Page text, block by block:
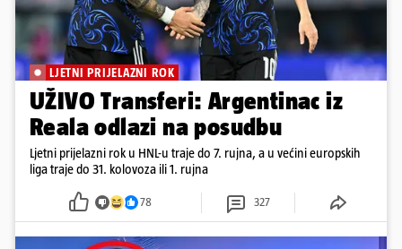
LJETNI PRIJELAZNI ROK
UŽIVO Transferi: Argentinac iz
Reala odlazi na posudbu
Ljetni prijelazni rok u HNL-u traje do 7. rujna, a u većini europskih
liga traje do 31. kolovoza ili 1. rujna
78 327